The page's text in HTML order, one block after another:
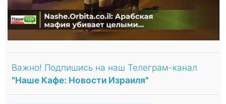
Важно! Подпишись на наш Телеграм-канал
"Наше Кафе: Новости Израиля"